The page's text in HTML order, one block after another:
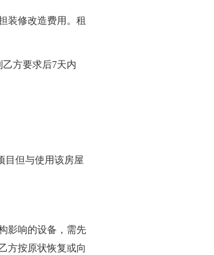
装修改造费用。租
方要求后7天内
目但与使用该房屋
影响的设备，需先
方按原状恢复或向